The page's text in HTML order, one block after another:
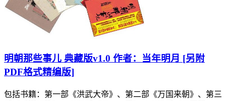
明朝那些事儿 典藏版v1.0 作者：当年明月 [另附
PDF格式精编版]
包括书籍：第一部《洪武大帝》、第二部《万国来朝》、第三